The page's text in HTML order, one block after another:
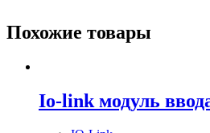
Похожие товары
Io-link модуль